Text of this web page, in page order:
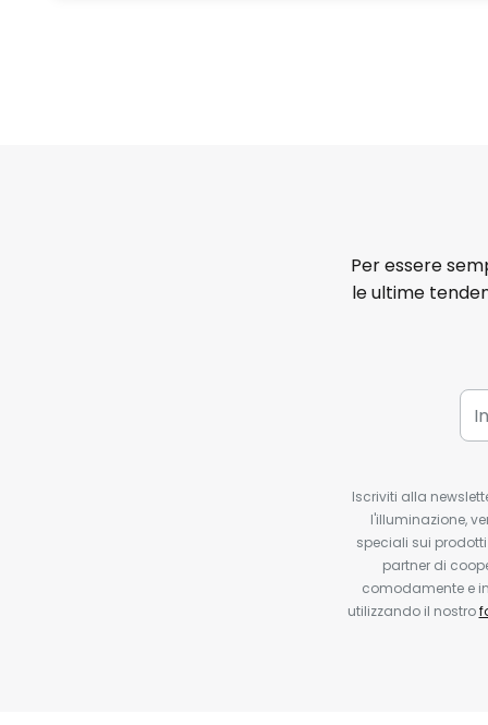
Per essere
le ultime
Iscriviti alla
l'illuminazione,
speciali sui
partner di
comodamente e
utilizzando il nostro